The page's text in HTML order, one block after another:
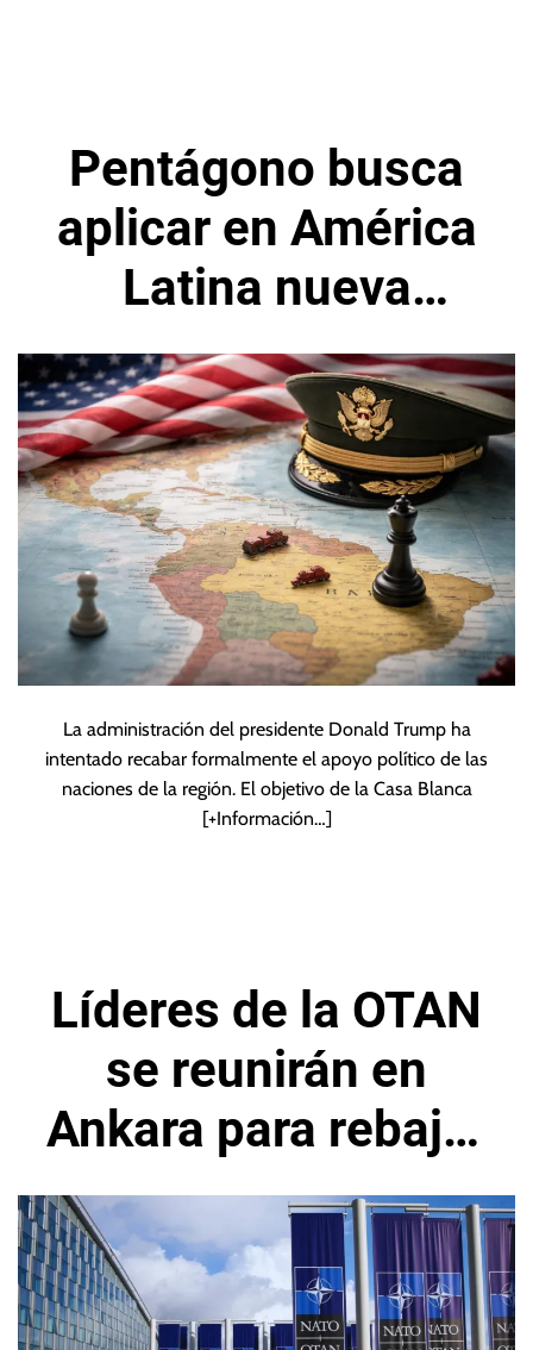
Pentágono busca
aplicar en América
Latina nueva
Doctrina Monroe
La administración del presidente Donald Trump ha
intentado recabar formalmente el apoyo político de las
naciones de la región. El objetivo de la Casa Blanca
[+Información…]
Líderes de la OTAN
se reunirán en
Ankara para rebajar
tensiones con
Trump